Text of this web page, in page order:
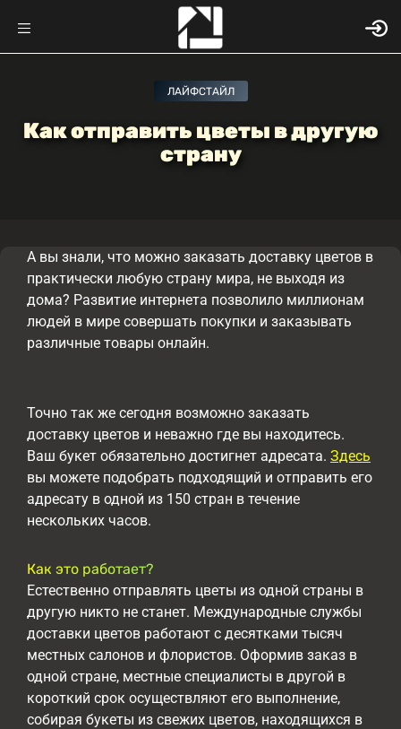
ЛАЙФСТАЙЛ
Как отправить цветы в другую
страну
А вы знали, что можно заказать доставку цветов в
практически любую страну мира, не выходя из
дома? Развитие интернета позволило миллионам
людей в мире совершать покупки и заказывать
различные товары онлайн.
Точно так же сегодня возможно заказать
доставку цветов и неважно где вы находитесь.
Ваш букет обязательно достигнет адресата. Здесь
вы можете подобрать подходящий и отправить его
адресату в одной из 150 стран в течение
нескольких часов.
Как это работает?
Естественно отправлять цветы из одной страны в
другую никто не станет. Международные службы
доставки цветов работают с десятками тысяч
местных салонов и флористов. Оформив заказ в
одной стране, местные специалисты в другой в
короткий срок осуществляют его выполнение,
собирая букеты из свежих цветов, находящихся в